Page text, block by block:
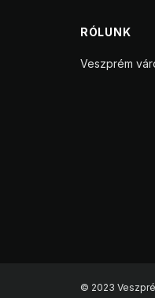
RÓLUNK
Veszprém
© 2023